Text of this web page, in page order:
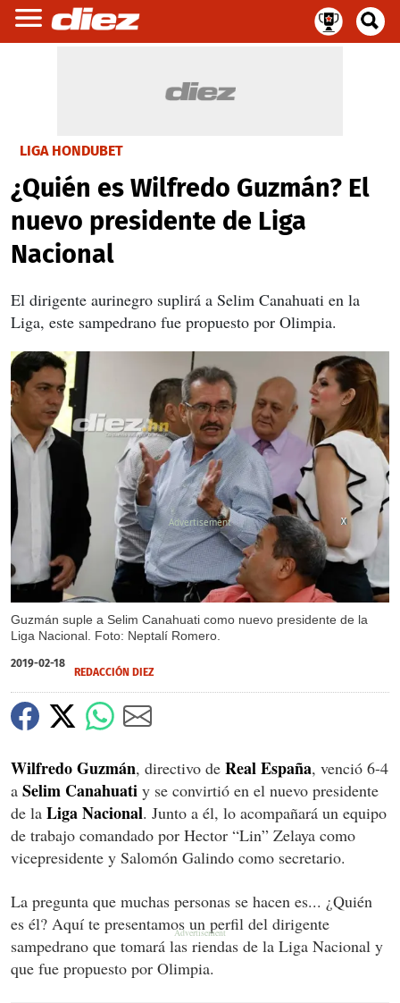
LIGA HONDUBET
¿Quién es Wilfredo Guzmán? El
nuevo presidente de Liga
Nacional
El dirigente aurinegro suplirá a Selim Canahuati en la
Liga, este sampedrano fue propuesto por Olimpia.
Guzmán suple a Selim Canahuati como nuevo presidente de la
Liga Nacional. Foto: Neptalí Romero.
X
X
2019-02-18
REDACCIÓN DIEZ
Wilfredo Guzmán, directivo de RealEspaña, venció 6-4
a Selim Canahuati y se convirtió en el nuevo presidente
de la LigaNacional. Junto a él, lo acompañará un equipo
de trabajo comandado por Hector “Lin” Zelaya como
vicepresidente y Salomón Galindo como secretario.
La pregunta que muchas personas se hacen es... ¿Quién
es él? Aquí te presentamos un perfil del dirigente
sampedrano que tomará las riendas de la Liga Nacional y
que fue propuesto por Olimpia.